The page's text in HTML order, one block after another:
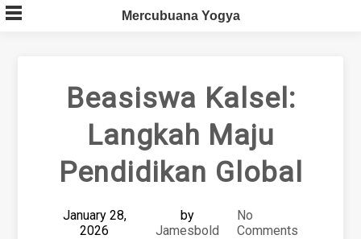
Skip
to
Mercubuana Yogya
Beasiswa Kalsel:
Langkah Maju
Pendidikan Global
January 28,
2026
by
Jamesbold
No
Comments